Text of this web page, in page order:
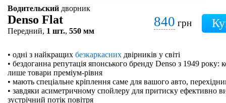
Водительский дворник
Denso Flat
Передний, 1 шт., 550 мм
840 грн
• одні з найкращих безкаркасних двірників у світі
• бездоганна репутація японського бренду Denso з 1949 року:
лише товари преміум-рівня
• мають спеціальне кріплення саме для вашого авто,
• завдяки асиметричному спойлеру для притиску ефективно
зустрічний потік повітря